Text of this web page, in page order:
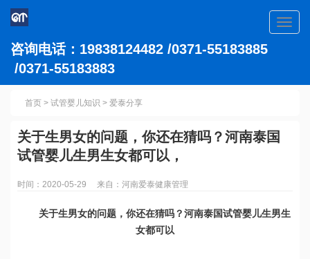
咨询电话：19838124482 /0371-55183885
/0371-55183883
首页 > 试管婴儿知识 > 爱泰分享
关于生男女的问题，你还在猜吗？河南泰国
试管婴儿生男生女都可以，
时间：2020-05-29 来自：河南爱泰健康管理
关于生男女的问题，你还在猜吗？河南泰国试管婴儿生男生
女都可以